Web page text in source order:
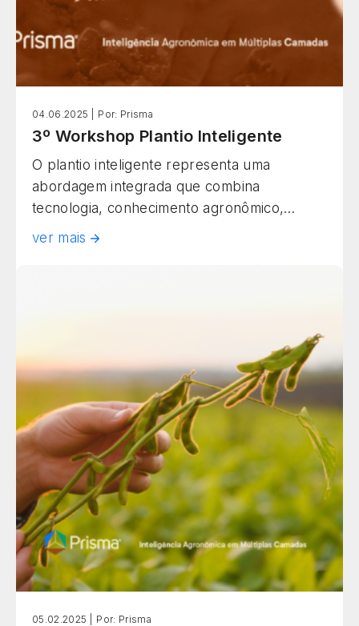
04.06.2025 | Por: Prisma
3º Workshop Plantio Inteligente
O plantio inteligente representa uma
abordagem integrada que combina
tecnologia, conhecimento agronômico,
sustentabilidade e eficiência operacional
baseadas em evidências científicas.
ver mais
05.02.2025 | Por: Prisma